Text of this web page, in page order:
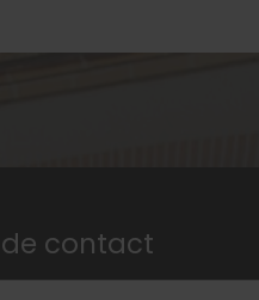
contact